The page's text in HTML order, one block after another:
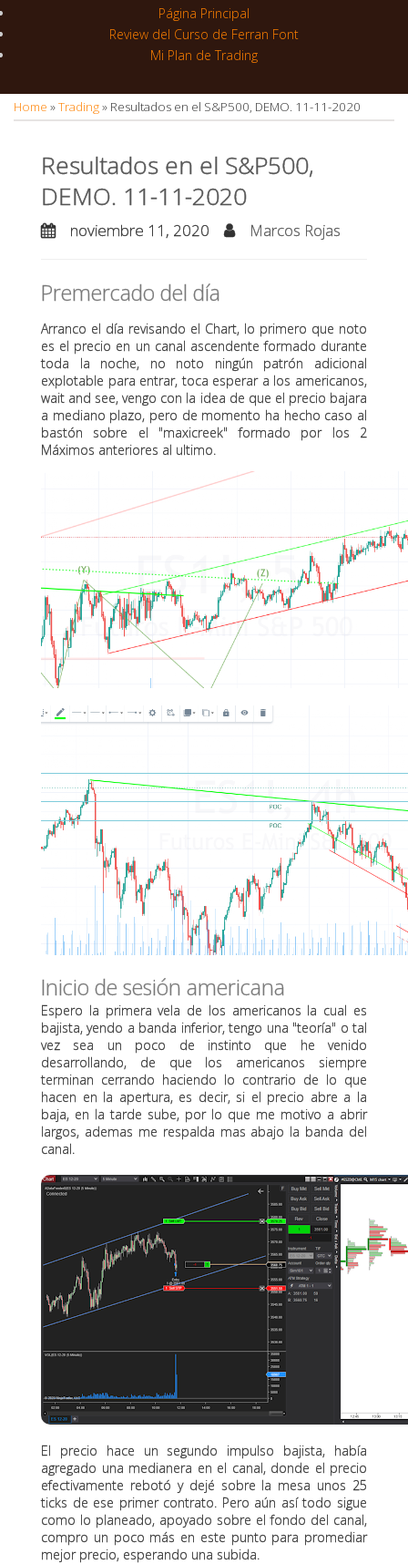
r
a
m
r
Página Principal
Review del Curso de Ferran Font
Mi Plan de Trading
Home »Trading» Resultados en el S&P500, DEMO. 11-11-2020
Resultados en el S&P500,
DEMO. 11-11-2020
noviembre 11, 2020 Marcos Rojas
Premercado del día
Arranco el día revisando el Chart, lo primero que noto
es el precio en un canal ascendente formado durante
toda la noche, no noto ningún patrón adicional
explotable para entrar, toca esperar a los americanos,
wait and see, vengo con la idea de que el precio bajara
a mediano plazo, pero de momento ha hecho caso al
bastón sobre el "maxicreek" formado por los 2
Máximos anteriores al ultimo.
Inicio de sesión americana
Espero la primera vela de los americanos la cual es
bajista, yendo a banda inferior, tengo una "teoría" o tal
vez sea un poco de instinto que he venido
desarrollando, de que los americanos siempre
terminan cerrando haciendo lo contrario de lo que
hacen en la apertura, es decir, si el precio abre a la
baja, en la tarde sube, por lo que me motivo a abrir
largos, ademas me respalda mas abajo la banda del
canal.
El precio hace un segundo impulso bajista, había
agregado una medianera en el canal, donde el precio
efectivamente rebotó y dejé sobre la mesa unos 25
ticks de ese primer contrato. Pero aún así todo sigue
como lo planeado, apoyado sobre el fondo del canal,
compro un poco más en este punto para promediar
mejor precio, esperando una subida.